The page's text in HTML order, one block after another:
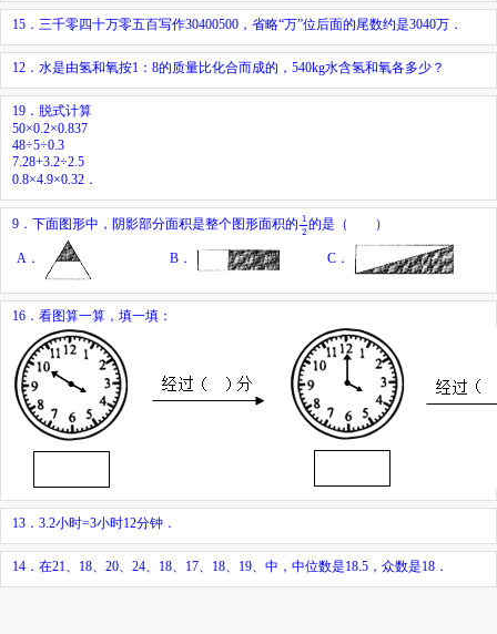
15．三千零四十万零五百写作30400500，省略“万”位后面的尾数约是3040万．
12．水是由氢和氧按1：8的质量比化合而成的，540kg水含氢和氧各多少？
19．脱式计算
50×0.2×0.837
48÷5÷0.3
7.28+3.2÷2.5
0.8×4.9×0.32．
9．下面图形中，阴影部分面积是整个图形面积的 1
2
1
的是（ ）
A． B． C．
16．看图算一算，填一填：
13．3.2小时=3小时12分钟．
14．在21、18、20、24、18、17、18、19、中，中位数是18.5，众数是18．